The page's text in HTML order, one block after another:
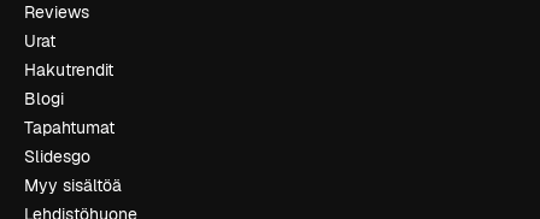
Reviews
Urat
Hakutrendit
Blogi
Tapahtumat
Slidesgo
Myy sisältöä
Lehdistöhuone